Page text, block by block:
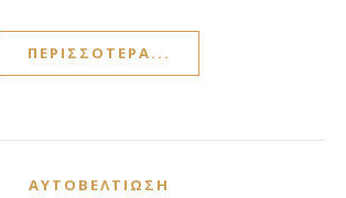
ΠΕΡΙΣΣΌΤΕΡΑ...
ΑΥΤΟΒΕΛΤΊΩΣΗ